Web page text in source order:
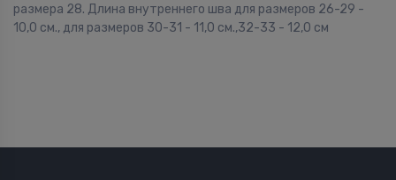
размера 28. Длина внутреннего шва для размеров 26-29 -
10,0 см., для размеров 30-31 - 11,0 см.,32-33 - 12,0 см